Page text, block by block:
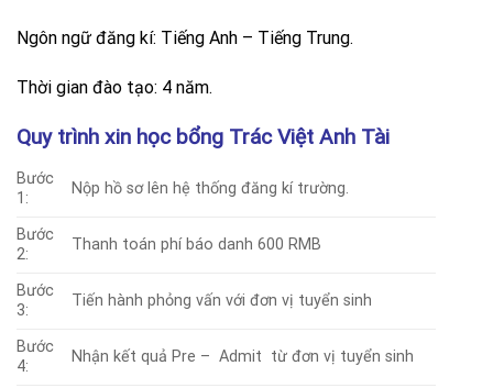
Ngôn ngữ đăng kí: Tiếng Anh – Tiếng Trung.
Thời gian đào tạo: 4 năm.
Quy trình xin học bổng Trác Việt Anh Tài
Bước
1:
Nộp hồ sơ lên hệ thống đăng kí trường.
Bước
2:
Thanh toán phí báo danh 600 RMB
Bước
3:
Tiến hành phỏng vấn với đơn vị tuyển sinh
Bước
4:
Nhận kết quả Pre – Admit từ đơn vị tuyển sinh